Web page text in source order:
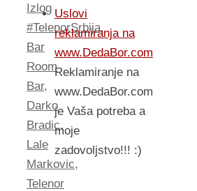
Izlog
#TelenorSrbija,
Bar
Room
Bar,
Darko
Bradic,
Lale
Markovic,
Telenor
Uslovi
reklamiranja na
www.DedaBor.com
Reklamiranje na
www.DedaBor.com
je Vaša potreba a
moje
zadovoljstvo!!! :)